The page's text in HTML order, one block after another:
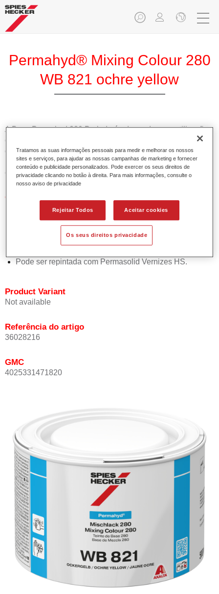
Permahyd® Mixing Colour 280
WB 821 ochre yellow
A Base Permahyd 280 Perlado é adequada para utilização
com Permahyd Base Bicamada Nacarada 285, um sistema
de base bicamada aquosa de alta qualidade. Está baseada
numa tecnologia especial de dispersão de poliuretano para
cores sólidas e de efeitos.
Características do produto
Permite uma aplicação simples e rápida numa operação
de 1.5 demãos.
Oferece boa estabilidade vertical.
Pode ser repintada com Permasolid Vernizes HS.
Product Variant
Not available
Referência do artigo
36028216
GMC
4025331471820
Tratamos as suas informações pessoais para medir e melhorar os nossos
sites e serviços, para ajudar as nossas campanhas de marketing e fornecer
conteúdo e publicidade personalizados. Pode exercer os seus direitos de
privacidade clicando no botão à direita. Para mais informações, consulte o
nosso aviso de privacidade
Rejeitar Todos Aceitar cookies
Os seus direitos privacidade